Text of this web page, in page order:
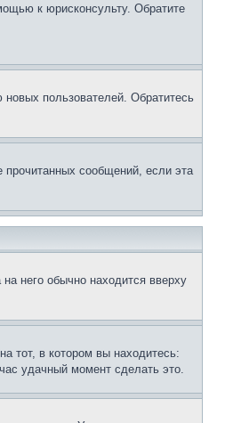
к юрисконсульту. Обратите
пользователей. Обратитесь
прочитанных сообщений, если эта
на него обычно находится вверху
тот, в котором вы находитесь:
удачный момент сделать это.